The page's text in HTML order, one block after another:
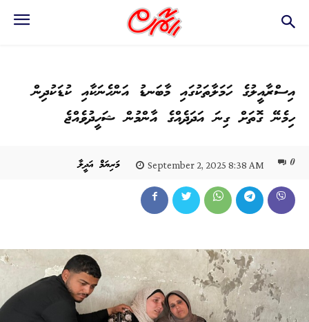
އިސްރާއީލުގެ ހަމަލާތަކުގައި މާބަނޑު އަންހެނަކާއި ކުޑަކުދިން
ހިމެނޭ ގޮތަށް ގިނަ އަދަދެއްގެ އާންމުން ޝަހީދުވެއްޖެ
މަރިޔަމް އަދީލާ September 2, 2025 8:38 AM 0